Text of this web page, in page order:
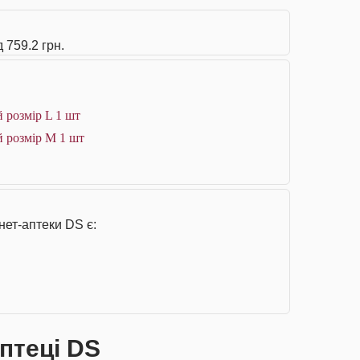
759.2 грн.
розмір L 1 шт
розмір М 1 шт
аптеки DS є:
DS